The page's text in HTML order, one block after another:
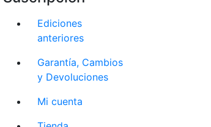
Ediciones
anteriores
Garantía, Cambios
y Devoluciones
Mi cuenta